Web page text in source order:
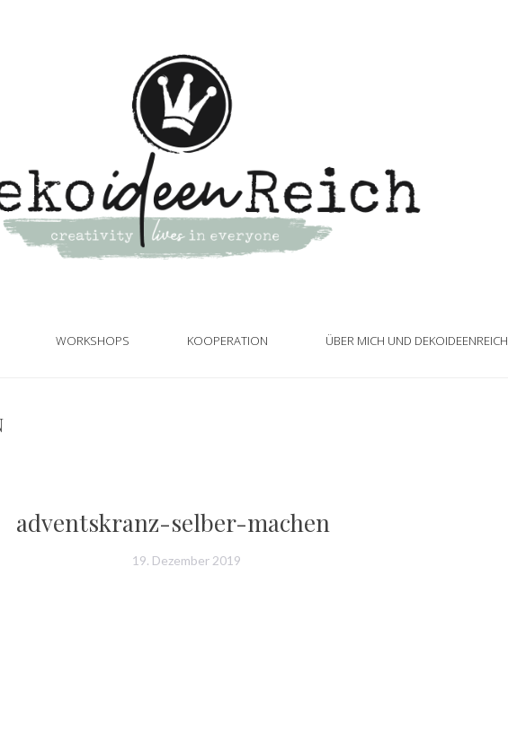
WORKSHOPS KOOPERATION ÜBER MICH UND DEKOIDEENREICH
adventskranz-selber-machen
19. Dezember 2019